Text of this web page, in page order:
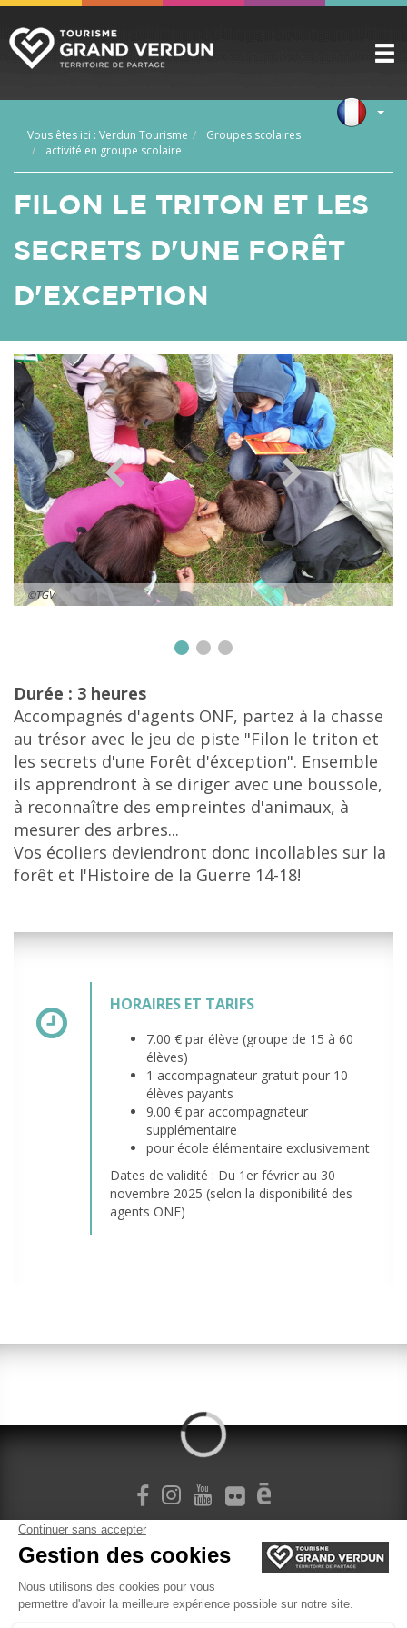
▼
A VOIR / A FAIRE
PRÉPARER
SERVICE GROUPES
ESPACE PRO
CITADELLE
BILLETTERIE
Vous êtes ici : Verdun Tourisme
Groupes scolaires
activité en groupe scolaire
FILON LE TRITON ET LES
SECRETS D'UNE FORÊT
D'EXCEPTION
©TGV
Durée : 3 heures
Accompagnés d'agents ONF, partez à la chasse
au trésor avec le jeu de piste "Filon le triton et
les secrets d'une Forêt d'éxception". Ensemble
ils apprendront à se diriger avec une boussole,
à reconnaître des empreintes d'animaux, à
mesurer des arbres...
Vos écoliers deviendront donc incollables sur la
forêt et l'Histoire de la Guerre 14-18!
HORAIRES ET TARIFS
7.00 € par élève (groupe de 15 à 60
élèves)
1 accompagnateur gratuit pour 10
élèves payants
9.00 € par accompagnateur
supplémentaire
pour école élémentaire exclusivement
Dates de validité : Du 1er février au 30
novembre 2025 (selon la disponibilité des
agents ONF)